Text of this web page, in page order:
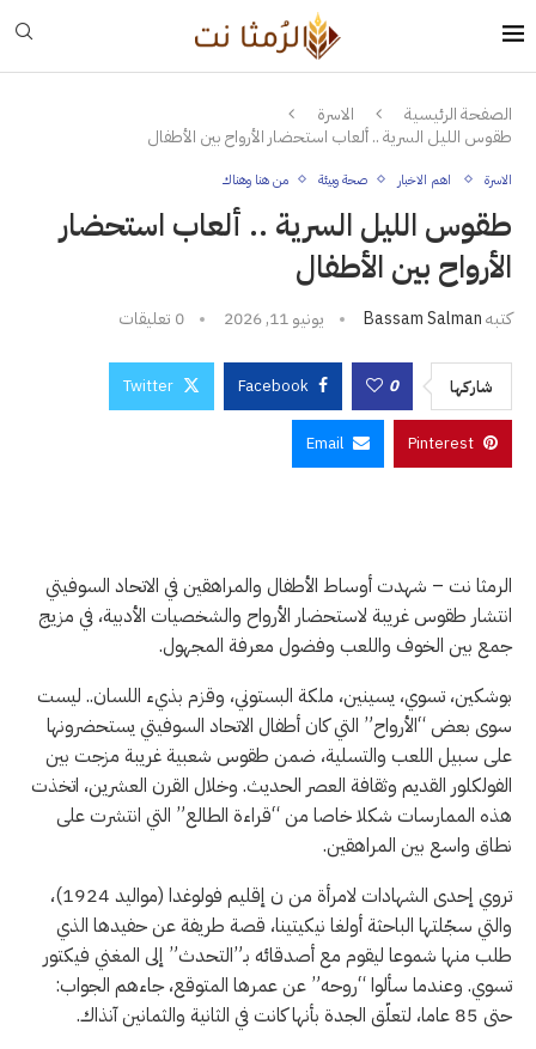
الصفحة الرئيسية
الاسرة
طقوس الليل السرية .. ألعاب استحضار الأرواح بين الأطفال
الاسرة اهم الاخبار صحة وبيئة من هنا وهناك
طقوس الليل السرية .. ألعاب استحضار
الأرواح بين الأطفال
كتبهBassam Salman يونيو 11, 2026 0 تعليقات
شاركها 0
Facebook
Twitter
Pinterest
Email
الرمثا نت – شهدت أوساط الأطفال والمراهقين في الاتحاد السوفيتي
انتشار طقوس غريبة لاستحضار الأرواح والشخصيات الأدبية، في مزيج
جمع بين الخوف واللعب وفضول معرفة المجهول.
بوشكين، تسوي، يسينين، ملكة البستوني، وقزم بذيء اللسان.. ليست
سوى بعض “الأرواح” التي كان أطفال الاتحاد السوفيتي يستحضرونها
على سبيل اللعب والتسلية، ضمن طقوس شعبية غريبة مزجت بين
الفولكلور القديم وثقافة العصر الحديث. وخلال القرن العشرين، اتخذت
هذه الممارسات شكلا خاصا من “قراءة الطالع” التي انتشرت على
نطاق واسع بين المراهقين.
تروي إحدى الشهادات لامرأة من ن إقليم فولوغدا (مواليد 1924)،
والتي سجّلتها الباحثة أولغا نيكيتينا، قصة طريفة عن حفيدها الذي
طلب منها شموعا ليقوم مع أصدقائه بـ”التحدث” إلى المغني فيكتور
تسوي. وعندما سألوا “روحه” عن عمرها المتوقع، جاءهم الجواب:
حتى 85 عاما، لتعلّق الجدة بأنها كانت في الثانية والثمانين آنذاك.